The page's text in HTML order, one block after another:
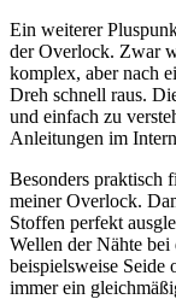
Ein weiterer
der Overlock. Zwar
komplex, aber nach
Dreh schnell raus.
und einfach zu
Anleitungen im
Besonders praktisch
meiner Overlock.
Stoffen perfekt
Wellen der Nähte
beispielsweise
immer ein